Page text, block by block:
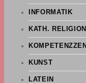
INFORMATIK
KATH.
KUNST
LATEIN